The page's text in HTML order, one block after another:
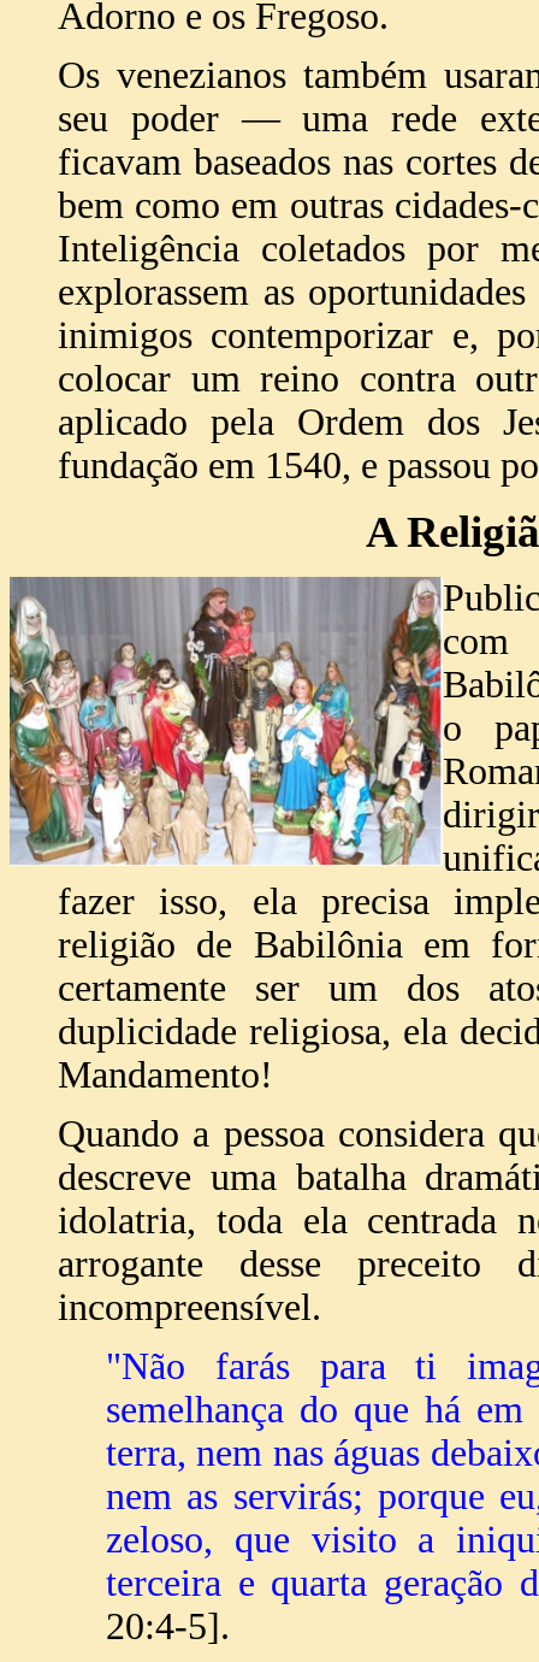
Adorno e os Fregoso.
Os venezianos também
seu poder — uma rede
ficavam baseados nas cortes
bem como em outras cidades-
Inteligência coletados por
explorassem as
inimigos contemporizar e,
colocar um reino contra
aplicado pela Ordem dos
fundação em 1540, e passou
A
com
o
fazer isso, ela precisa
religião de Babilônia em
certamente ser um dos
duplicidade religiosa, ela
Mandamento!
Quando a pessoa considera
descreve uma batalha
idolatria, toda ela centrada
arrogante desse
incompreensível.
"Não farás para ti
semelhança do que há
terra, nem nas águas
nem as servirás; porque
zeloso, que visito a
terceira e quarta geração
20:4-5].